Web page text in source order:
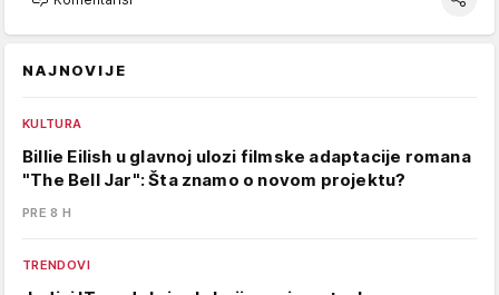
NAJNOVIJE
KULTURA
Billie Eilish u glavnoj ulozi filmske adaptacije romana
"The Bell Jar": Šta znamo o novom projektu?
PRE 8 H
TRENDOVI